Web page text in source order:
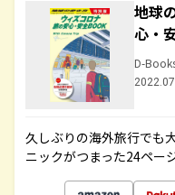
地球
心・
D-
久しぶりの海外旅行でも
ニックがつまった24ペー